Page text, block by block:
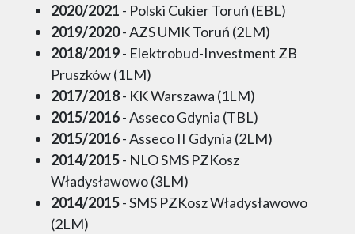
2020/2021 - Polski Cukier Toruń (EBL)
2019/2020- AZS UMK Toruń (2LM)
2018/2019- Elektrobud-Investment ZB
Pruszków (1LM)
2017/2018- KK Warszawa (1LM)
2015/2016- Asseco Gdynia (TBL)
2015/2016- Asseco II Gdynia (2LM)
2014/2015- NLO SMS PZKosz
Władysławowo (3LM)
2014/2015- SMS PZKosz Władysławowo
(2LM)